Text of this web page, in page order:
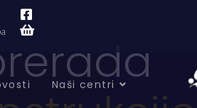
Naši centri